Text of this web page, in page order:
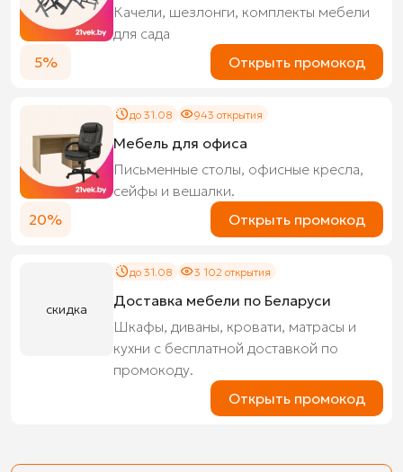
Качели, шезлонги, комплекты мебели
для сада
5%
Открыть промокод
до 31.08 943 открытия
Мебель для офиса
Письменные столы, офисные кресла,
сейфы и вешалки.
20%
Открыть промокод
скидка
до 31.08 3 102 открытия
Доставка мебели по Беларуси
Шкафы, диваны, кровати, матрасы и
кухни с бесплатной доставкой по
промокоду.
Открыть промокод